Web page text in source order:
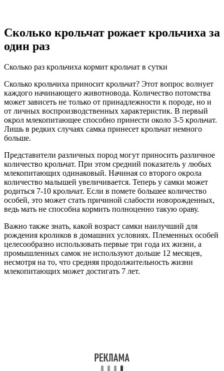
Сколько крольчат рожает крольчиха за
один раз
Сколько раз крольчиха кормит крольчат в сутки
Сколько крольчиха приносит крольчат? Этот вопрос волнует
каждого начинающего животновода. Количество потомства
может зависеть не только от принадлежности к породе, но и
от личных воспроизводственных характеристик. В первый
окрол млекопитающее способно принести около 3-5 крольчат.
Лишь в редких случаях самка принесет крольчат немного
больше.
Представители различных пород могут приносить различное
количество крольчат. При этом средний показатель у любых
млекопитающих одинаковый. Начиная со второго окрола
количество малышей увеличивается. Теперь у самки может
родиться 7-10 крольчат. Если в помете большее количество
особей, это может стать причиной слабости новорожденных,
ведь мать не способна кормить полноценно такую ораву.
Важно также знать, какой возраст самки наилучший для
рождения кроликов в домашних условиях. Племенных особей
целесообразно использовать первые три года их жизни, а
промышленных самок не используют дольше 12 месяцев,
несмотря на то, что средняя продолжительность жизни
млекопитающих может достигать 7 лет.